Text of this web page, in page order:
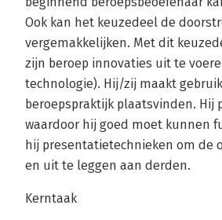
Ook kan het keuzedeel de
vergemakkelijken. Met dit
zijn beroep innovaties uit te
technologie). Hij/zij maakt
beroepspraktijk plaatsvinden.
waardoor hij goed moet kunnen
hij presentatietechnieken om de
en uit te leggen aan derden.
Kerntaak